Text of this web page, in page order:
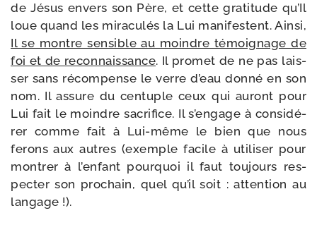
de Jésus envers son Père, et cette gra­ti­tude qu’Il
loue quand les mira­cu­lés la Lui mani­festent. Ainsi,
Il se montre sen­sible au moindre témoi­gnage de
foi et de recon­nais­sance. Il pro­met de ne pas lais­
ser sans récom­pense le verre d’eau don­né en son
nom. Il assure du cen­tuple ceux qui auront pour
Lui fait le moindre sacri­fice. Il s’en­gage à consi­dé­
rer comme fait à Lui-​même le bien que nous
ferons aux autres (exemple facile à uti­li­ser pour
mon­trer à l’en­fant pour­quoi il faut tou­jours res­
pec­ter son pro­chain, quel qu’il soit : atten­tion au
langage !).